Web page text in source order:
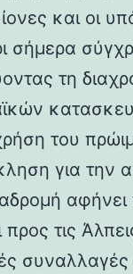
και οι
σήμερα
τη
του
για την
αφήνει
προς τις